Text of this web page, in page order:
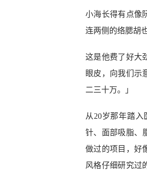
小海长得有点像
连两侧的络腮胡
这是他费了好大
眼皮，向我们示
二三十万。」
从20岁那年踏
针、面部吸脂、
做过的项目，好
风格仔细研究过